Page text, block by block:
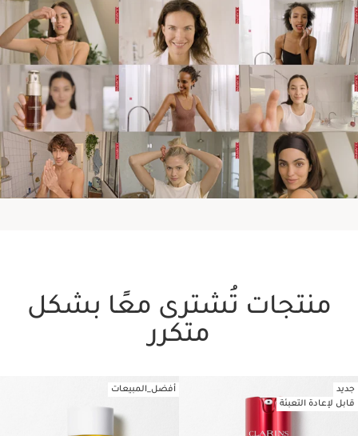
في المساء
في نهاية الأسبوع
اكتشفي المزيد عن مجموعة أروما
كلارنس
منتجات تُشترى معًا بشكل
متكرر
جديد
قابل لإعادة التعبئة
أفضل_المبيعات